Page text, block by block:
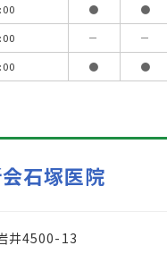
● ●
－ －
● ●
石塚医院
井4500-13